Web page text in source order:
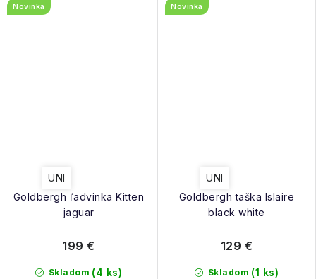
Goldbergh ľadvinka Kitten
jaguar
Novinka
UNI
Skladom (4 ks)
199 €
Goldbergh taška Islaire
black white
Novinka
UNI
Skladom (1 ks)
129 €